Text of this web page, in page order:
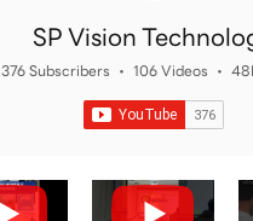
SP Vision
376 Subscribers • 106 Videos •